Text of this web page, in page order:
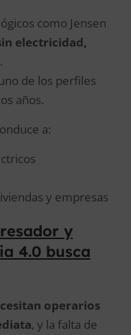
como Jensen
electricidad,
.
de los perfiles
años.
a:
y empresas
y
4.0 busca
operarios
, y la falta de